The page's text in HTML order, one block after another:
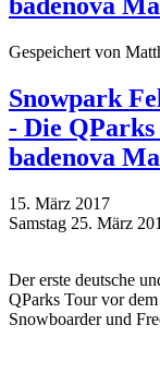
Gespeichert von
Snowpark
- Die
badenova
15. März 2017
Samstag 25. März
Der erste deutsche
QParks Tour vor
Snowboarder und